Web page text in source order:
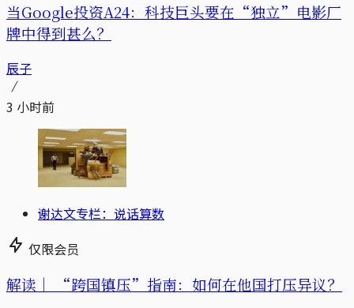
当Google投资A24：科技巨头要在“独立”电影厂
牌中得到甚么？
辰子
3 小时前
谢达文专栏：说话算数
仅限会员
解读｜ “跨国镇压”指南：如何在他国打压异议？